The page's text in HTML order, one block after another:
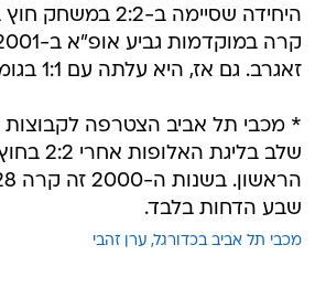
היחידה שסיימה ב-2:2
זאגרב. גם אז, היא עלתה עם 1:1 בגומלין.
* מכבי תל אביב הצטרפה לקבוצות
שלב בליגת
שבע הדחות בלבד.
מכבי תל אביב בכדורגל ערן זהבי